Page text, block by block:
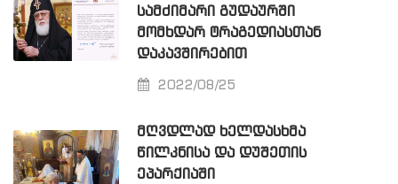
ᲡᲐᲛᲫᲘᲛᲐᲠᲘ ᲒᲣᲓᲐᲣᲠᲨᲘ
ᲛᲝᲛᲮᲓᲐᲠ ᲢᲠᲐᲒᲔᲓᲘᲐᲡᲗᲐᲜ
ᲓᲐᲙᲐᲕᲨᲘᲠᲔᲑᲘᲗ
2022/08/25
ᲛᲦᲕᲓᲚᲐᲓ ᲮᲔᲚᲓᲐᲡᲮᲛᲐ
ᲬᲘᲚᲙᲜᲘᲡᲐ ᲓᲐ ᲓᲣᲨᲔᲗᲘᲡ
ᲔᲞᲐᲠᲥᲘᲐᲨᲘ